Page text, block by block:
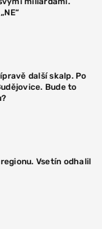
další skalp. Po
Bude to
Vsetín odhalil